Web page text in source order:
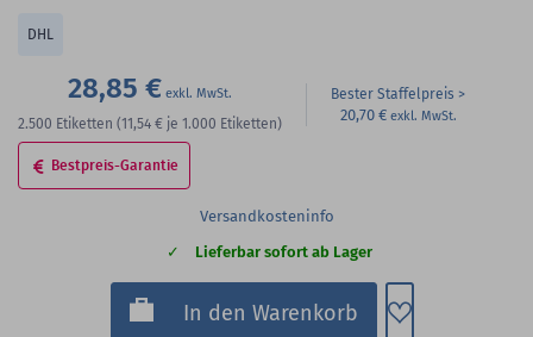
DHL
28,85 €
2.500 Etiketten (11,54 € je 1.000 Etiketten)
Bester Staffelpreis
20,70 €
Bestpreis-Garantie
Versandkosteninfo
Lieferbar sofort ab Lager
In den Warenkorb Zum